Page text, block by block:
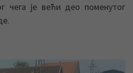
чега је већи део поменутог